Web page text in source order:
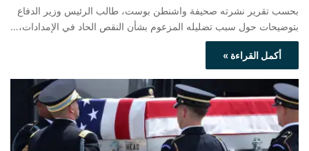
بحسب تقرير نشرته صحيفة واشنطن بوست، طالب الرئيس وزير الدفاع
بتوضيحات حول سبب تضليله المزعوم بشأن النقص الحاد في الإمدادات،…
أكمل القراءة »